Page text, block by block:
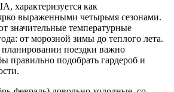
характеризуется как
выраженными четырьмя сезонами.
значительные температурные
от морозной зимы до теплого лета.
планировании поездки важно
правильно подобрать гардероб и